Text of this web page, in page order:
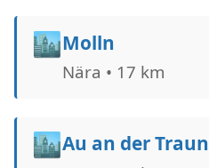
🏙️Molln
Nära • 17 km
🏙️Au an der Traun